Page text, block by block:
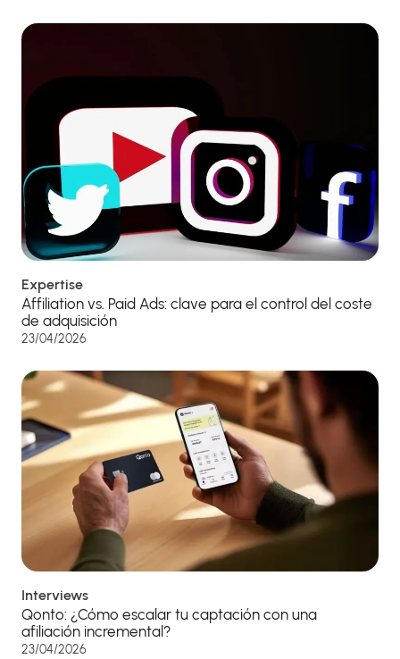
Expertise
Affiliation vs. Paid Ads: clave para el control del coste
de adquisición
23/04/2026
Interviews
Qonto: ¿Cómo escalar tu captación con una
afiliación incremental?
23/04/2026